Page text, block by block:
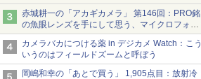
Watch
赤城耕一の「アカギカメラ」 第146回：PRO銘
の魚眼レンズを手にして思う、マイクロフォー
サーズへの期待と可能性
カメラバカにつける薬 in デジカメ Watch：こう
いうのはフィールドズームと呼ぼう
岡嶋和幸の「あとで買う」 1,905点目：放射冷